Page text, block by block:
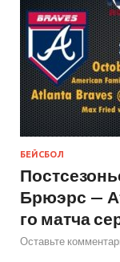
БЕЙСБОЛ
Брюэрс —
го матча
Оставьте